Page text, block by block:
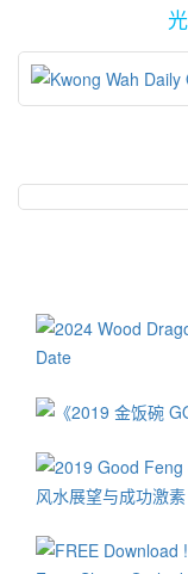
重！ 在阳历4、7与
有正面气势的人，他
一群人，可喜可贺！
可说是信心满满、准
则的论点，当信心满
华人的传统文化以及
法，而且是非常针对性
在2019年里一定会霉
关生肖的人们，必须
心！”，那些被认为在
于操心或担忧，重要
作或学业上必须具备
识、技术与能力，凡
帮助全年里样样皆平
在阳历的2月、8月、
步为营，避免做重大
书，仍带有激励人心
来年各个生肖的运势
众会员朋友们畅游澳
门最主要的经济来源
在赌场或相关行业任
十年来早已让人津津
是能够吸引并网笼来
便难以出去，促使赌
政区澳门路氹城的综
掉众赌客的豪气与气
在皇宫前面是一个非
一遍后婉婉转转地飞
论有多强的气势马上
这简直是先给众人一
场！ 正门设计皆带煞
煞气。由于赌场在每
的“破法”功夫，因此